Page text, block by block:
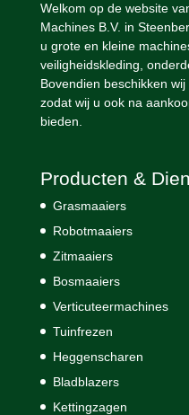
Welkom op de website
Machines B.V. in
u grote en kleine
veiligheidskleding,
Bovendien beschikken
zodat wij u ook na
bieden.
Producten &
Grasmaaiers
Robotmaaiers
Zitmaaiers
Bosmaaiers
Verticuteermachines
Tuinfrezen
Heggenscharen
Bladblazers
Kettingzagen